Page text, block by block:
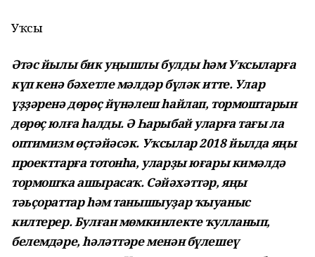
Уҡсы
Әтәс йылы бик уңышлы булды һәм Уҡсыларға
күп кенә бәхетле мәлдәр бүләк итте. Улар
үҙҙәренә дөрөҫ йүнәлеш һайлап, тормоштарын
дөрөҫ юлға һалды. Ә Һарыбай уларға тағы ла
оптимизм өҫтәйәсәк. Уҡсылар 2018 йылда яңы
проекттарға тотонһа, уларҙы юғары кимәлдә
тормошҡа ашырасаҡ. Сәйәхәттәр, яңы
тәьҫораттар һәм танышыуҙар ҡыуаныс
килтерер. Булған мөмкинлекте ҡулланып,
белемдәре, һәләттәре менән бүлешеү